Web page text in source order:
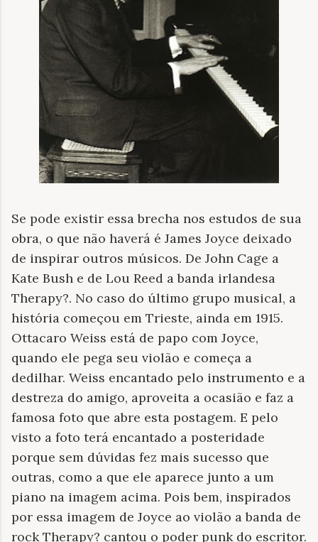
Se pode existir essa brecha nos estudos de sua
obra, o que não haverá é James Joyce deixado
de inspirar outros músicos. De John Cage a
Kate Bush e de Lou Reed a banda irlandesa
Therapy?. No caso do último grupo musical, a
história começou em Trieste, ainda em 1915.
Ottacaro Weiss está de papo com Joyce,
quando ele pega seu violão e começa a
dedilhar. Weiss encantado pelo instrumento e a
destreza do amigo, aproveita a ocasião e faz a
famosa foto que abre esta postagem. E pelo
visto a foto terá encantado a posteridade
porque sem dúvidas fez mais sucesso que
outras, como a que ele aparece junto a um
piano na imagem acima. Pois bem, inspirados
por essa imagem de Joyce ao violão a banda de
rock Therapy? cantou o poder punk do escritor.